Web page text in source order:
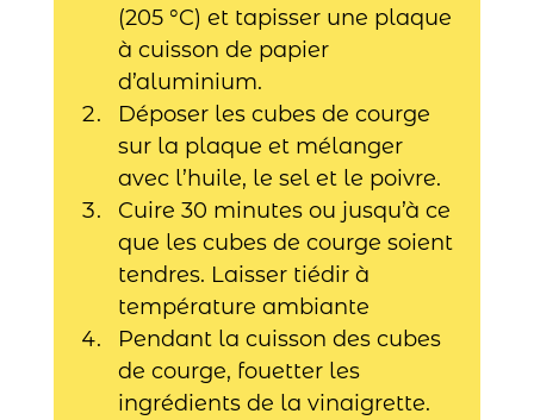
(205 °C) et tapisser une plaque
à cuisson de papier
d’aluminium.
Déposer les cubes de courge
sur la plaque et mélanger
avec l’huile, le sel et le poivre.
Cuire 30 minutes ou jusqu’à ce
que les cubes de courge soient
tendres. Laisser tiédir à
température ambiante
Pendant la cuisson des cubes
de courge, fouetter les
ingrédients de la vinaigrette.